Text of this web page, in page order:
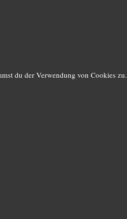
du der Verwendung von Cookies zu.